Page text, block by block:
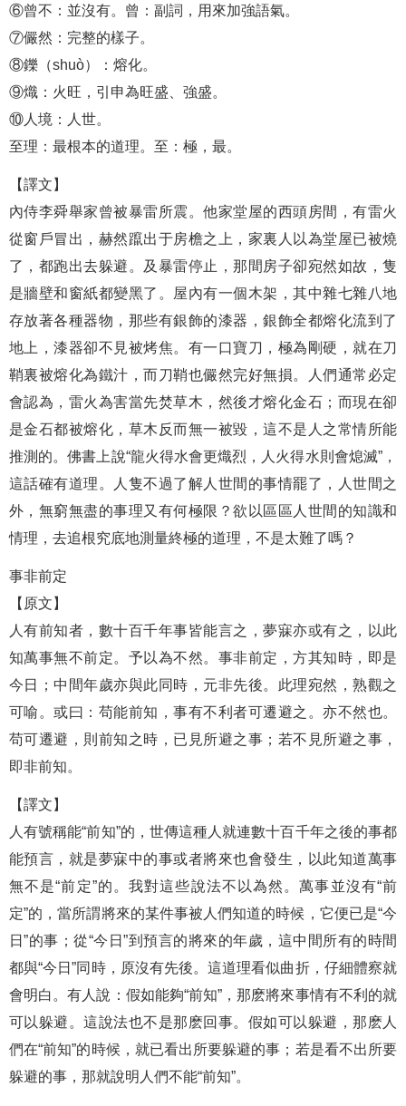
⑥曾不：並沒有。曾：副詞，用來加強語氣。
⑦儼然：完整的樣子。
⑧鑠（shuò）：熔化。
⑨熾：火旺，引申為旺盛、強盛。
⑩人境：人世。
至理：最根本的道理。至：極，最。
【譯文】
內侍李舜舉家曾被暴雷所震。他家堂屋的西頭房間，有雷火
從窗戶冒出，赫然躥出于房檐之上，家裏人以為堂屋已被燒
了，都跑出去躲避。及暴雷停止，那間房子卻宛然如故，隻
是牆壁和窗紙都變黑了。屋內有一個木架，其中雜七雜八地
存放著各種器物，那些有銀飾的漆器，銀飾全都熔化流到了
地上，漆器卻不見被烤焦。有一口寶刀，極為剛硬，就在刀
鞘裏被熔化為鐵汁，而刀鞘也儼然完好無損。人們通常必定
會認為，雷火為害當先焚草木，然後才熔化金石；而現在卻
是金石都被熔化，草木反而無一被毀，這不是人之常情所能
推測的。佛書上說“龍火得水會更熾烈，人火得水則會熄滅”，
這話確有道理。人隻不過了解人世間的事情罷了，人世間之
外，無窮無盡的事理又有何極限？欲以區區人世間的知識和
情理，去追根究底地測量終極的道理，不是太難了嗎？
事非前定
【原文】
人有前知者，數十百千年事皆能言之，夢寐亦或有之，以此
知萬事無不前定。予以為不然。事非前定，方其知時，即是
今日；中間年歲亦與此同時，元非先後。此理宛然，熟觀之
可喻。或曰：苟能前知，事有不利者可遷避之。亦不然也。
苟可遷避，則前知之時，已見所避之事；若不見所避之事，
即非前知。
【譯文】
人有號稱能“前知”的，世傳這種人就連數十百千年之後的事都
能預言，就是夢寐中的事或者將來也會發生，以此知道萬事
無不是“前定”的。我對這些說法不以為然。萬事並沒有“前
定”的，當所謂將來的某件事被人們知道的時候，它便已是“今
日”的事；從“今日”到預言的將來的年歲，這中間所有的時間
都與“今日”同時，原沒有先後。這道理看似曲折，仔細體察就
會明白。有人說：假如能夠“前知”，那麽將來事情有不利的就
可以躲避。這說法也不是那麽回事。假如可以躲避，那麽人
們在“前知”的時候，就已看出所要躲避的事；若是看不出所要
躲避的事，那就說明人們不能“前知”。